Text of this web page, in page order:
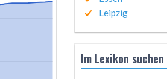
Leipzig
Im Lexikon suchen